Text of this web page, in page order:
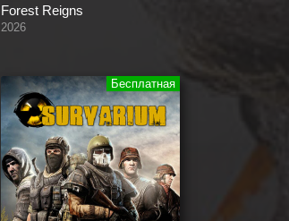
Forest Reigns
2026